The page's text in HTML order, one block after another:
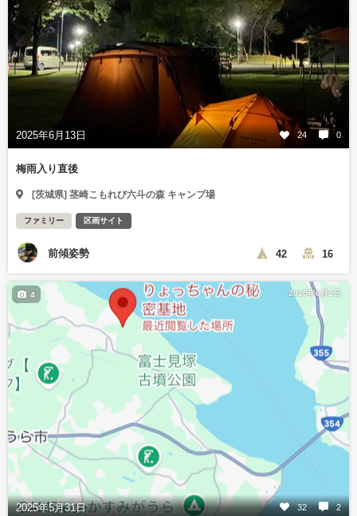
2025年6月13日 24 0
梅雨入り直後
[茨城県] 茎崎こもれび六斗の森 キャンプ場
ファミリー 区画サイト
前傾姿勢 42 16
2025年6月1日
2025年5月31日 32 2
4